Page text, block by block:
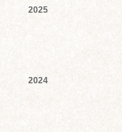
2025
2024